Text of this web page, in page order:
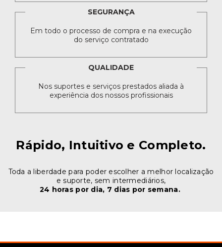
SEGURANÇA
Em todo o processo de compra e na execução
do serviço contratado
QUALIDADE
Nos suportes e serviços prestados aliada à
experiência dos nossos profissionais
Rápido, Intuitivo e Completo.
Toda a liberdade para poder escolher a melhor localização
e suporte, sem intermediários,
24 horas por dia, 7 dias por semana.